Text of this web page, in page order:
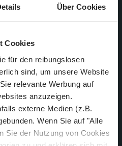
Über Cookies
Cookies
für den reibungslosen
sind, um unsere Website
relevante Werbung auf
anzuzeigen.
externe Medien (z.B.
Wenn Sie auf "Alle
Sie der Nutzung von Cookies